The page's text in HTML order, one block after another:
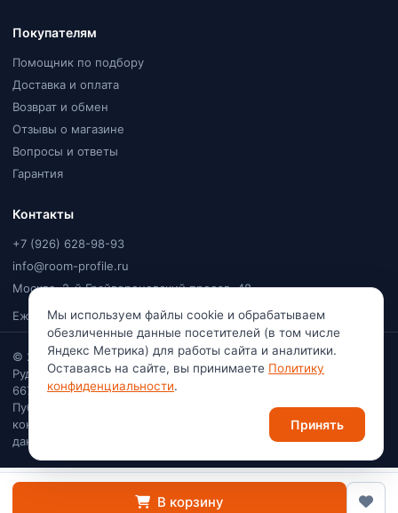
В корзину
Покупателям
Помощник по подбору
Доставка и оплата
Возврат и обмен
Отзывы о магазине
Вопросы и ответы
Гарантия
Контакты
+7 (926) 628-98-93
info@room-profile.ru
Москва, 2-й Грайвороновский проезд, 48
Ежедневно, 9:00–20:00
© 2026Room Profile. Все права защищены. Ваулин Константин
Рудольфович · Самозанятый (плательщик НПД) · ИНН
667113741222
Публичная оферта
конфиденциальности
Согласие на обработку персональных
данных
Мы используем файлы cookie и обрабатываем
обезличенные данные посетителей (в том числе
Яндекс Метрика) для работы сайта и аналитики.
Оставаясь на сайте, вы принимаете Политику
конфиденциальности.
Принять